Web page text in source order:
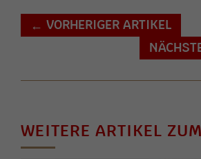
← VORHERIGER ARTIKEL
WEITERE ARTIKEL